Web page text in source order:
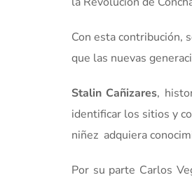
Con esta contribución,
que las nuevas
Stalin Cañizares,
identificar los sitios y
niñez adquiera
Por su parte Carlos